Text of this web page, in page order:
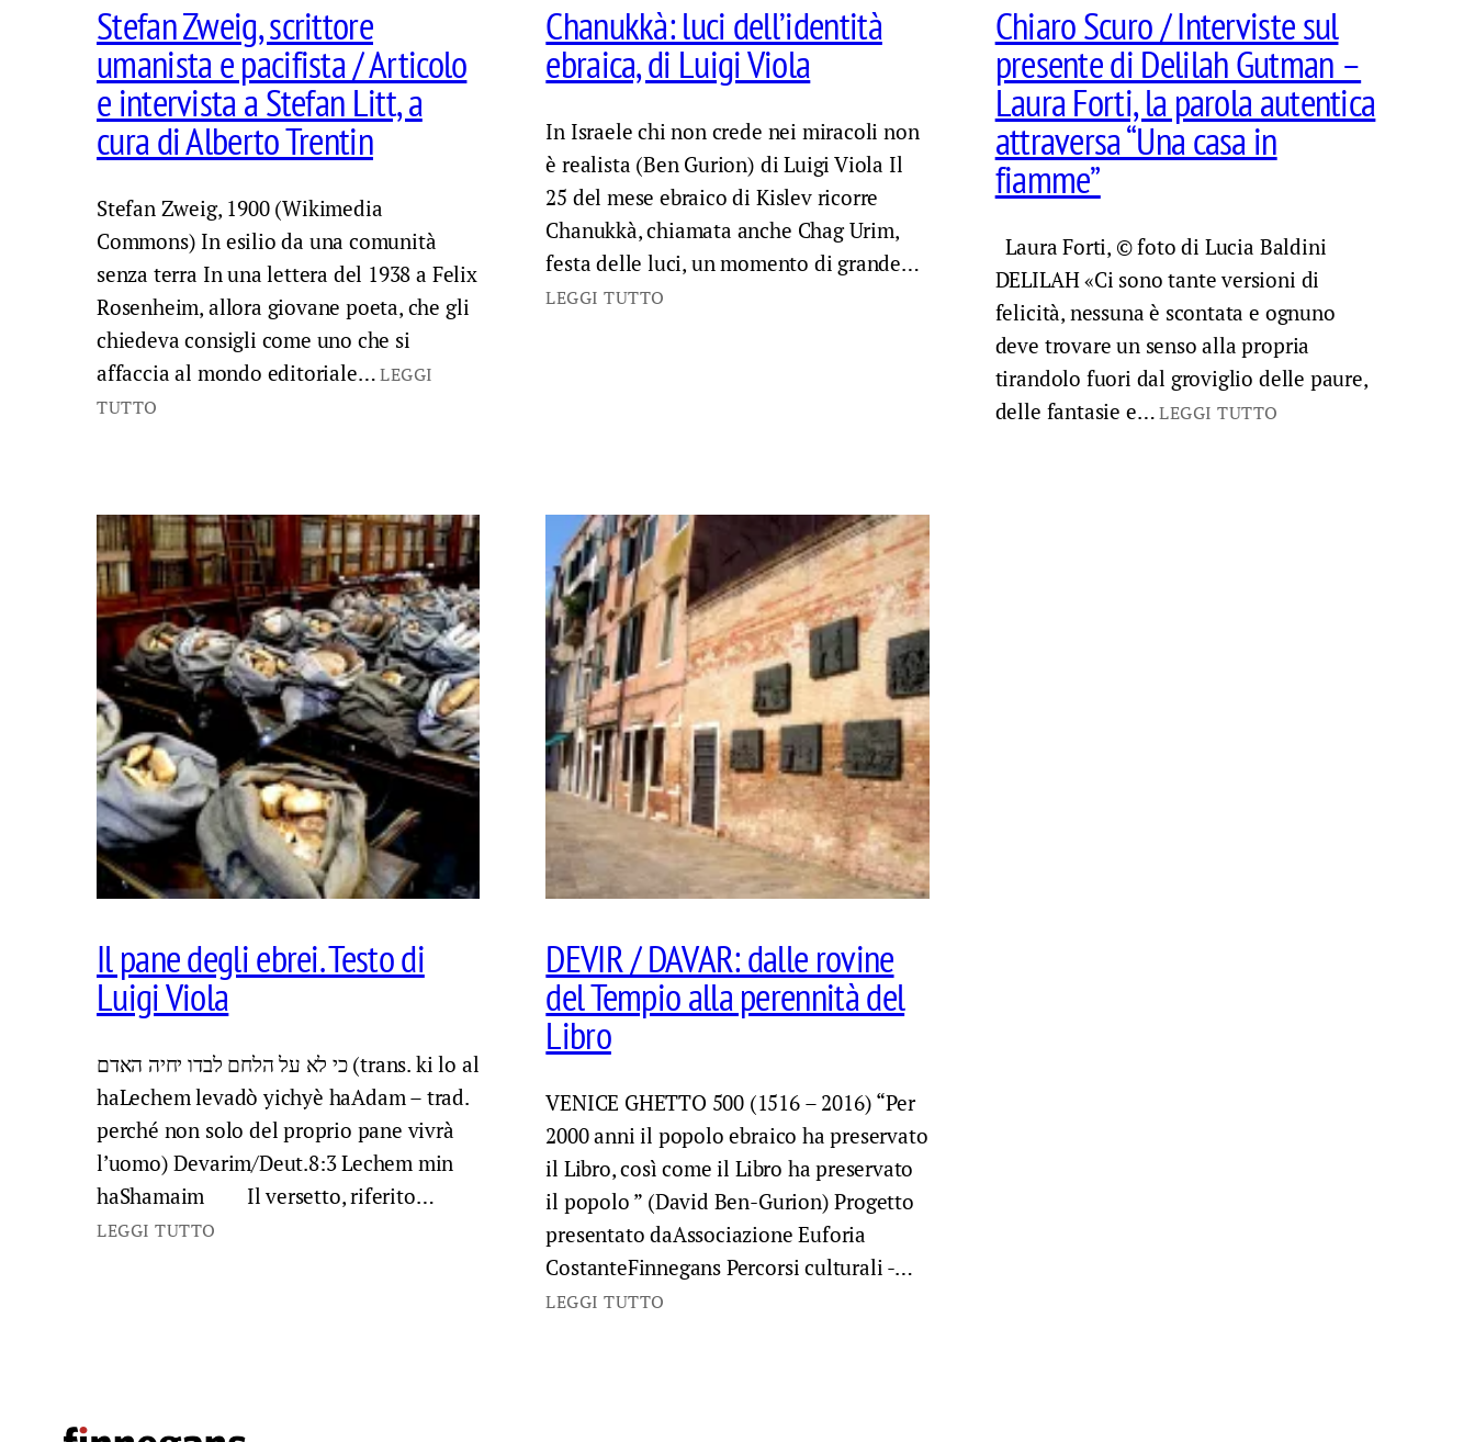
Stefan Zweig, scrittore
umanista e pacifista / Articolo
e intervista a Stefan Litt, a
cura di Alberto Trentin
Stefan Zweig, 1900 (Wikimedia
Commons) In esilio da una comunità
senza terra In una lettera del 1938 a Felix
Rosenheim, allora giovane poeta, che gli
chiedeva consigli come uno che si
affaccia al mondo editoriale…LEGGI
TUTTO
Chanukkà: luci dell’identità
ebraica, di Luigi Viola
In Israele chi non crede nei miracoli non
è realista (Ben Gurion) di Luigi Viola Il
25 del mese ebraico di Kislev ricorre
Chanukkà, chiamata anche Chag Urim,
festa delle luci, un momento di grande…
LEGGI TUTTO
Chiaro Scuro / Interviste sul
presente di Delilah Gutman –
Laura Forti, la parola autentica
attraversa “Una casa in
fiamme”
Laura Forti, © foto di Lucia Baldini
DELILAH «Ci sono tante versioni di
felicità, nessuna è scontata e ognuno
deve trovare un senso alla propria
tirandolo fuori dal groviglio delle paure,
delle fantasie e…LEGGI TUTTO
Il pane degli ebrei. Testo di
Luigi Viola
כי לא על הלחם לבדו יחיה האדם (trans. ki lo al
haLechem levadò yichyè haAdam – trad.
perché non solo del proprio pane vivrà
l’uomo) Devarim/Deut.8:3 Lechem min
haShamaim Il versetto, riferito…
LEGGI TUTTO
DEVIR / DAVAR: dalle rovine
del Tempio alla perennità del
Libro
VENICE GHETTO 500 (1516 – 2016) “Per
2000 anni il popolo ebraico ha preservato
il Libro, così come il Libro ha preservato
il popolo ” (David Ben-Gurion) Progetto
presentato daAssociazione Euforia
CostanteFinnegans Percorsi culturali -…
LEGGI TUTTO